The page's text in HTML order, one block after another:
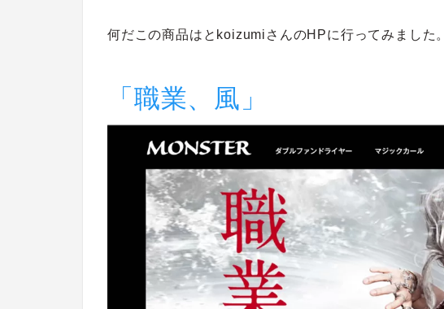
何だこの商品はとkoizumiさんのHPに行ってみました。
「職業、風」